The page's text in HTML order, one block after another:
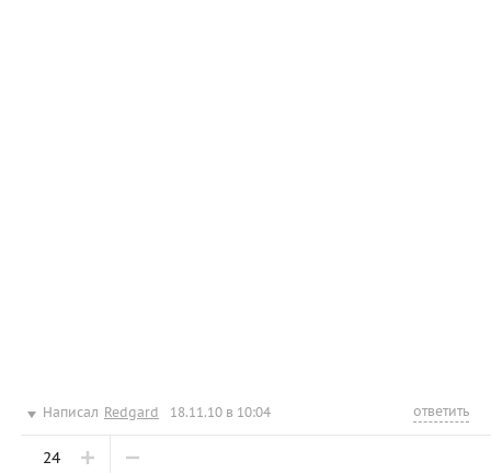
Написал Redgard 18.11.10 в 10:04 ответить
24